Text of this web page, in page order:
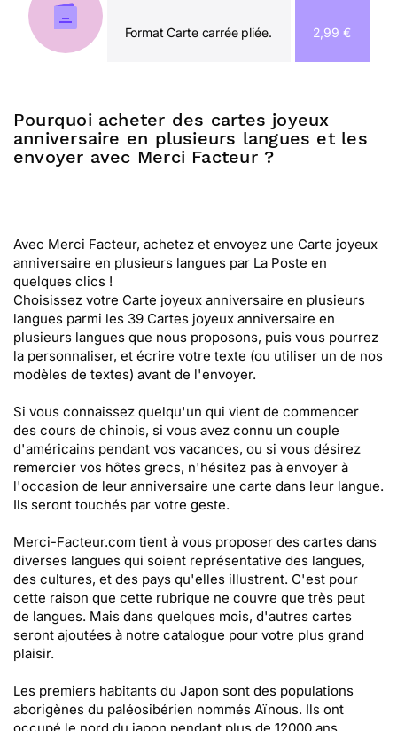
Format Carte carrée pliée. 2,99 €
Pourquoi acheter des cartes joyeux
anniversaire en plusieurs langues et les
envoyer avec Merci Facteur ?
Avec Merci Facteur, achetez et envoyez une Carte joyeux
anniversaire en plusieurs langues par La Poste en
quelques clics !
Choisissez votre Carte joyeux anniversaire en plusieurs
langues parmi les 39 Cartes joyeux anniversaire en
plusieurs langues que nous proposons, puis vous pourrez
la personnaliser, et écrire votre texte (ou utiliser un de nos
modèles de textes) avant de l'envoyer.
Si vous connaissez quelqu'un qui vient de commencer
des cours de chinois, si vous avez connu un couple
d'américains pendant vos vacances, ou si vous désirez
remercier vos hôtes grecs, n'hésitez pas à envoyer à
l'occasion de leur anniversaire une carte dans leur langue.
Ils seront touchés par votre geste.
Merci-Facteur.com tient à vous proposer des cartes dans
diverses langues qui soient représentative des langues,
des cultures, et des pays qu'elles illustrent. C'est pour
cette raison que cette rubrique ne couvre que très peut
de langues. Mais dans quelques mois, d'autres cartes
seront ajoutées à notre catalogue pour votre plus grand
plaisir.
Les premiers habitants du Japon sont des populations
aborigènes du paléosibérien nommés Aïnous. Ils ont